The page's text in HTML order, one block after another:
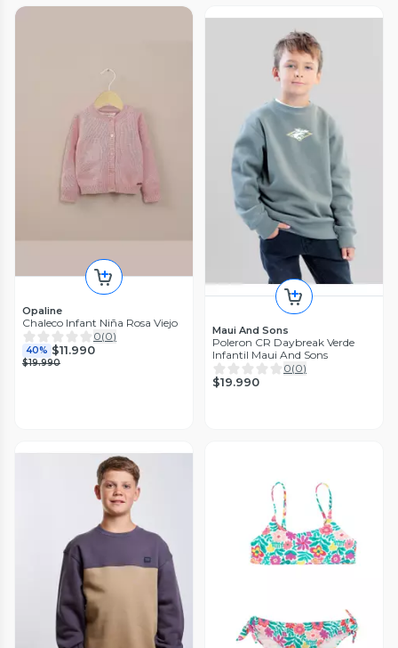
Opaline
Chaleco Infant Niña Rosa Viejo
0(0)
40% $11.990
$19.990
Maui And Sons
Poleron CR Daybreak Verde
Infantil Maui And Sons
0(0)
$19.990